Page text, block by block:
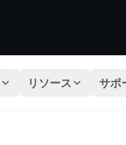
リソース サポ